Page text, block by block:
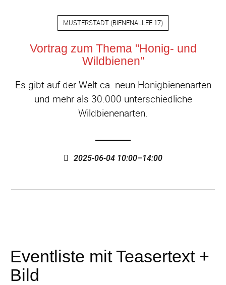
MUSTERSTADT (BIENENALLEE 17)
Vortrag zum Thema "Honig- und
Wildbienen"
Es gibt auf der Welt ca. neun Honigbienenarten
und mehr als 30.000 unterschiedliche
Wildbienenarten.
2025-06-04 10:00–14:00
Eventliste mit Teasertext +
Bild